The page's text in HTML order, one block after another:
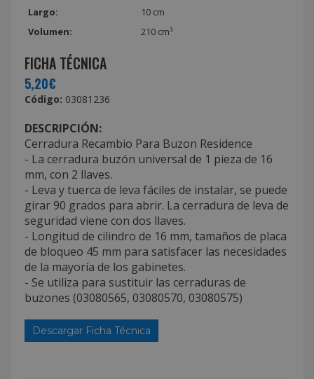
Largo:
10 cm
Volumen:
210 cm³
FICHA TÉCNICA
5,20€
Código: 03081236
DESCRIPCIÓN:
Cerradura Recambio Para Buzon Residence
- La cerradura buzón universal de 1 pieza de 16
mm, con 2 llaves.
- Leva y tuerca de leva fáciles de instalar, se puede
girar 90 grados para abrir. La cerradura de leva de
seguridad viene con dos llaves.
- Longitud de cilindro de 16 mm, tamaños de placa
de bloqueo 45 mm para satisfacer las necesidades
de la mayoría de los gabinetes.
- Se utiliza para sustituir las cerraduras de
buzones (03080565, 03080570, 03080575)
Descargar Ficha Técnica